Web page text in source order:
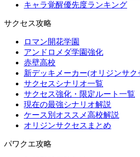
キャラ覚醒優先度ランキング
サクセス攻略
ロマン開花学園
アンドロメダ学園強化
赤壁高校
新デッキメーカー(オリジンサク
サクセスシナリオ一覧
サクセス強化・限定ルート一覧
現在の最強シナリオ解説
ケース別オススメ高校解説
オリジンサクセスまとめ
パワクエ攻略